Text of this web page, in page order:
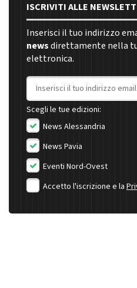
ISCRIVITI ALLE
Inserisci il tuo indirizzo
newsdirettamente nella
elettronica.
Indirizzo email
Scegli le tue edizioni:
News Alessandria
News Pavia
Eventi Nord-Ovest
Accetto l'iscrizione e la